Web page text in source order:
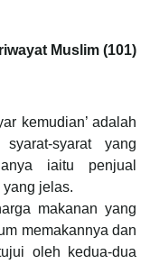
Muslim (101)
kemudian’ adalah
syarat yang
iaitu penjual
jelas.
makanan yang
memakannya dan
oleh kedua-dua